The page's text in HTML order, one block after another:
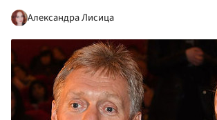
Александра Лисица